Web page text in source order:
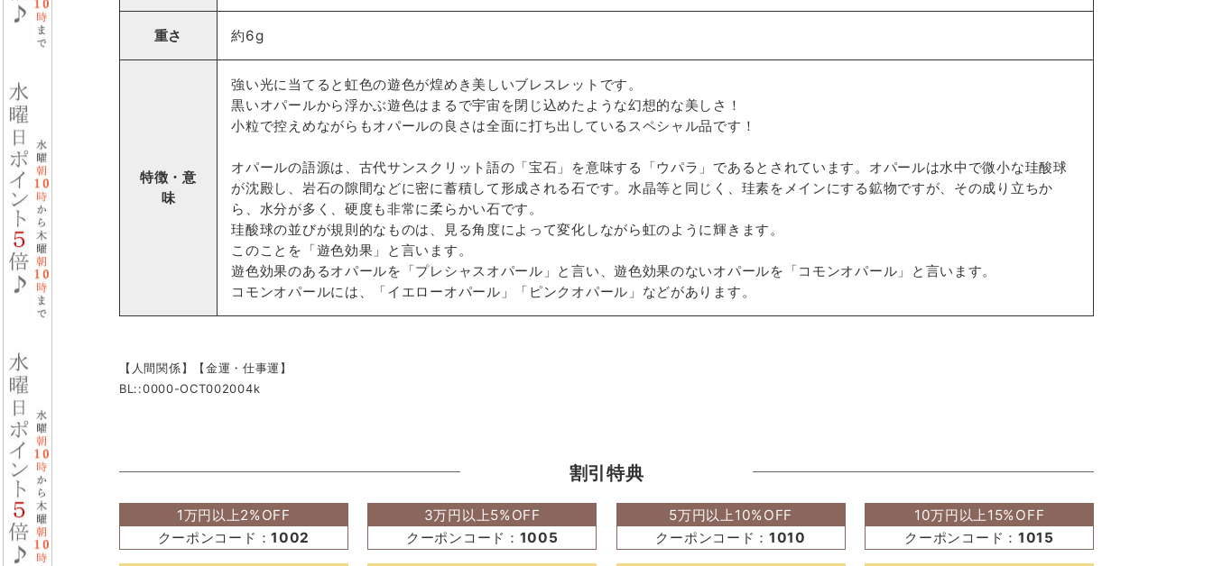
重さ 約6g
特徴・意
味
強い光に当てると虹色の遊色が煌めき美しいブレスレットです。
黒いオパールから浮かぶ遊色はまるで宇宙を閉じ込めたような幻想的な美しさ！
小粒で控えめながらもオパールの良さは全面に打ち出しているスペシャル品です！
オパールの語源は、古代サンスクリット語の「宝石」を意味する「ウパラ」であるとされています。オパールは水中で微小な珪酸球
が沈殿し、岩石の隙間などに密に蓄積して形成される石です。水晶等と同じく、珪素をメインにする鉱物ですが、その成り立ちか
ら、水分が多く、硬度も非常に柔らかい石です。
珪酸球の並びが規則的なものは、見る角度によって変化しながら虹のように輝きます。
このことを「遊色効果」と言います。
遊色効果のあるオパールを「プレシャスオパール」と言い、遊色効果のないオパールを「コモンオパール」と言います。
コモンオパールには、「イエローオパール」「ピンクオパール」などがあります。
【人間関係】【金運・仕事運】
BL::0000-OCT002004k
割引特典
1万円以上2%OFF
クーポンコード：1002
3万円以上5%OFF
クーポンコード： 1005
5万円以上10%OFF
クーポンコード：1010
10万円以上15%OFF
クーポンコード： 1015